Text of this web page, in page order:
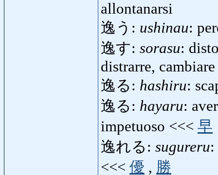
allontanarsi
逸う: ushinau:
逸す: sorasu:
distrarre, cambiare
逸る: hashiru:
逸る: hayaru:
impetuoso <<< 早
逸れる: sugureru:
<<< 優 , 勝